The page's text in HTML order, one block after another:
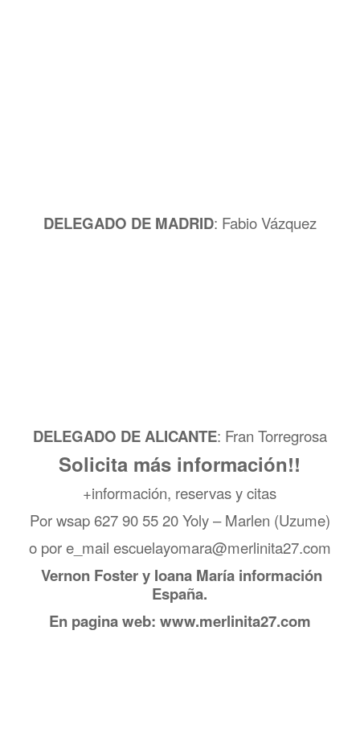
DELEGADO DE MADRID: Fabio Vázquez
DELEGADO DE ALICANTE: Fran Torregrosa
Solicita más información!!
+información, reservas y citas
Por wsap 627 90 55 20 Yoly – Marlen (Uzume)
o por e_mail escuelayomara@merlinita27.com
Vernon Foster y Ioana María información
España.
En pagina web: www.merlinita27.com